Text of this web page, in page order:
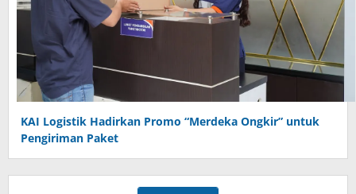
KAI Logistik Hadirkan Promo “Merdeka Ongkir” untuk
Pengiriman Paket